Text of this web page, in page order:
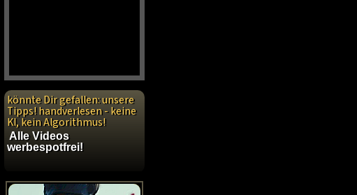
könnte Dir gefallen: unsere
Tipps! handverlesen - keine
KI, kein Algorithmus!
Alle Videos
werbespotfrei!